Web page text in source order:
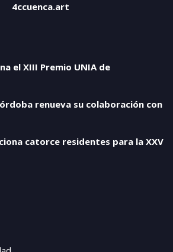
4ccuenca.art
el XIII Premio UNIA de
renueva su colaboración con
catorce residentes para la XXV